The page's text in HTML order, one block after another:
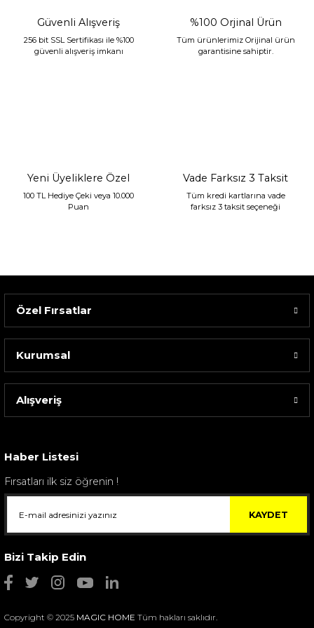
Sarev Elfıda Flanel Nevresim Takımı Çift Kişili...
Güvenli Alışveriş
256 bit SSL Sertifikası ile %100
güvenli alışveriş imkanı
%100 Orjinal Ürün
Tüm ürünlerimiz Orijinal ürün
garantisine sahiptir.
Yeni Üyeliklere Özel
100 TL Hediye Çeki veya 10.000
Puan
Vade Farksız 3 Taksit
Tüm kredi kartlarına vade
farksız 3 taksit seçeneği
Özel Fırsatlar
Kurumsal
Alışveriş
Haber Listesi
Fırsatları ilk siz öğrenin !
KAYDET
Bizi Takip Edin
Copyright © 2025 MAGIC HOME Tüm hakları saklıdır.